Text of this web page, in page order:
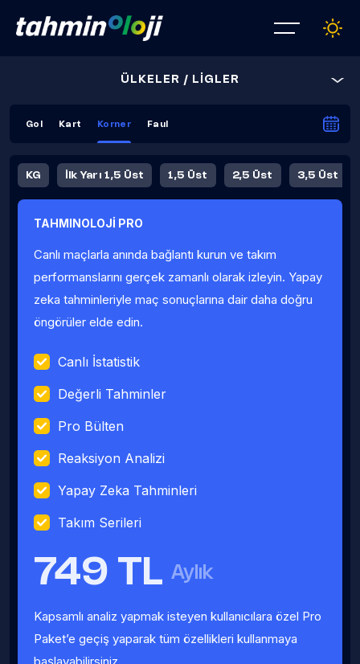
ÜLKELER / LİGLER
Gol Kart Korner Faul
KG İlk Yarı 1,5 Üst 1,5 Üst 2,5 Üst 3,5 Üst
Fauller Ortalama
TAHMINOLOJİ PRO
Canlı maçlarla anında bağlantı kurun ve takım
performanslarını gerçek zamanlı olarak izleyin. Yapay
zeka tahminleriyle maç sonuçlarına dair daha doğru
öngörüler elde edin.
Canlı İstatistik
Değerli Tahminler
Pro Bülten
Reaksiyon Analizi
Yapay Zeka Tahminleri
Takım Serileri
749 TL Aylık
Kapsamlı analiz yapmak isteyen kullanıcılara özel Pro
Paket’e geçiş yaparak tüm özellikleri kullanmaya